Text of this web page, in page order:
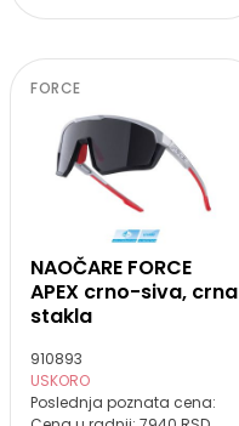
FORCE
NAOČARE FORCE
APEX crno-siva, crna
stakla
910893
USKORO
Poslednja poznata cena: